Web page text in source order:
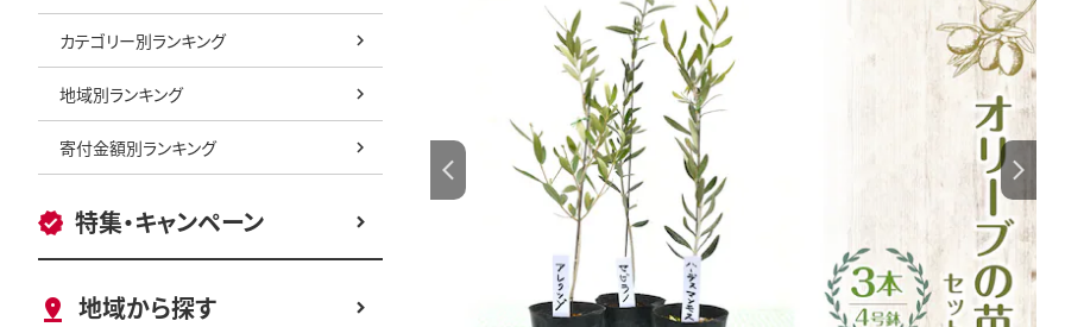
カテゴリー別ランキング
地域別ランキング
寄付金額別ランキング
特集・キャンペーン
地域から探す